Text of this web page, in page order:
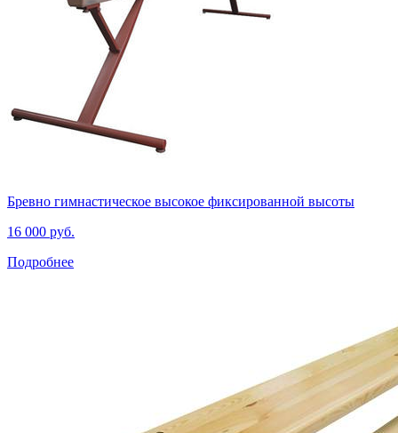
Бревно гимнастическое высокое фиксированной высоты
16 000 руб.
Подробнее